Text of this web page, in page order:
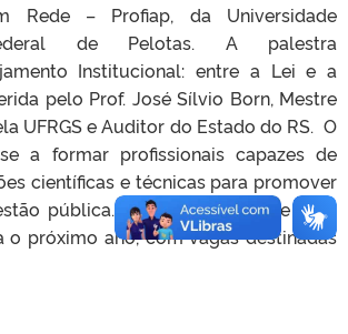
Rede – Profiap, da Universidade
de Pelotas. A palestra
Institucional: entre a Lei e a
pelo Prof. José Sílvio Born, Mestre
UFRGS e Auditor do Estado do RS. O
a formar profissionais capazes de
científicas e técnicas para promover
pública. A expectativa é de uma
o próximo ano, com vagas destinadas